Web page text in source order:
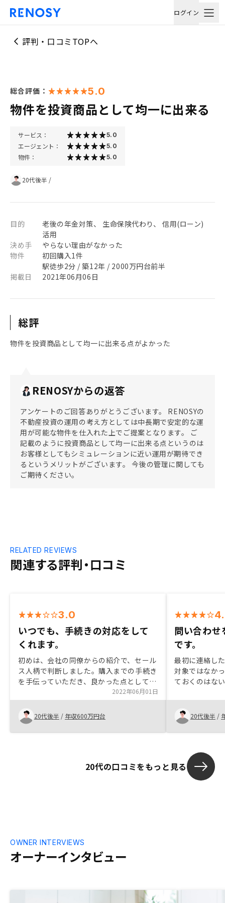
ログイン
評判・口コミTOPへ
総合評価： 5.0
物件を投資商品として均一に出来る
サービス： 5.0
エージェント： 5.0
物件： 5.0
20代後半 /
目的
老後の年金対策、 生命保険代わり、 信用(ローン)
活用
決め手
やらない理由がなかった
物件
初回購入1件
駅徒歩2分 / 築12年 / 2000万円台前半
掲載日
2021年06月06日
総評
物件を投資商品として均一に出来る点がよかった
RENOSYからの返答
アンケートのご回答ありがとうございます。 RENOSYの
不動産投資の運用の考え方としては中長期で安定的な運
用が可能な物件を仕入れた上でご提案となります。 ご
記載のように投資商品として均一に出来る点というのは
お客様としてもシミュレーションに近い運用が期待でき
るというメリットがございます。 今後の管理に関しても
ご期待ください。
関連する評判・口コミ
RELATED REVIEWS
3.0
いつでも、手続きの対応をして
くれます。
初めは、会社の同僚からの紹介で、セール
ス人柄で判断しました。購入までの手続き
を手伝っていただき、良かった点としては
土日や夜の遅い時間でも対応して頂けた点
です。なので、あまり休みがない人や仕事
が遅い人でも購入までのスムーズにできま
す。電話対応が多く、わかりづらかったの
で、直接わかる人を派遣して欲しい。
2022年06月01日
20代後半 / 年収600万円台
問い合わせ
です。
最初に連絡し
対象ではなか
ておくのはな
をやろうと考
企業の応援の
持っているの
れていません
リスクである
切りました。
20代後半 /
20代の口コミをもっと見る
オーナーインタビュー
OWNER INTERVIEWS